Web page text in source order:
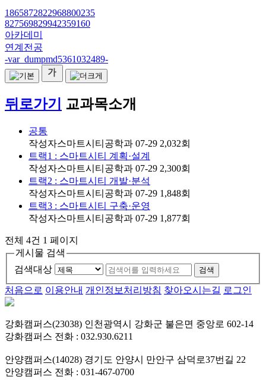
1865872822968800235
827569829942359160
아카데미
연계전공
-var_dumpmd5361032489-
뒤로가기 교과목소개
공통
작성자스마트시티공학과 07-29 2,032회
트랙1 : 스마트시티 계획·설계
작성자스마트시티공학과 07-29 2,300회
트랙2 : 스마트시티 개발·분석
작성자스마트시티공학과 07-29 1,848회
트랙3 : 스마트시티 구축·운영
작성자스마트시티공학과 07-29 1,877회
전체 4건 1 페이지
게시물 검색
검색대상
검색
처음으로 이용안내 개인정보처리방침 찾아오시는길 로그인
강화캠퍼스(23038) 인천광역시 강화군 불은면 중앙로 602-14
강화캠퍼스 전화 : 032.930.6211
안양캠퍼스(14028) 경기도 안양시 만안구 삼덕로37번길 22
안양캠퍼스 전화 : 031-467-0700